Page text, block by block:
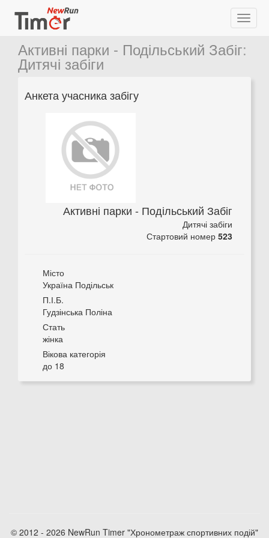
Активні парки - Подільський Забіг:
Дитячі забіги
Анкета учасника забігу
Активні парки - Подільський Забіг
Дитячі забіги
Стартовий номер 523
Місто
Україна Подільськ
П.І.Б.
Гудзінська Поліна
Стать
жінка
Вікова категорія
до 18
© 2012 - 2026 NewRun Timer "Хронометраж спортивних подій"